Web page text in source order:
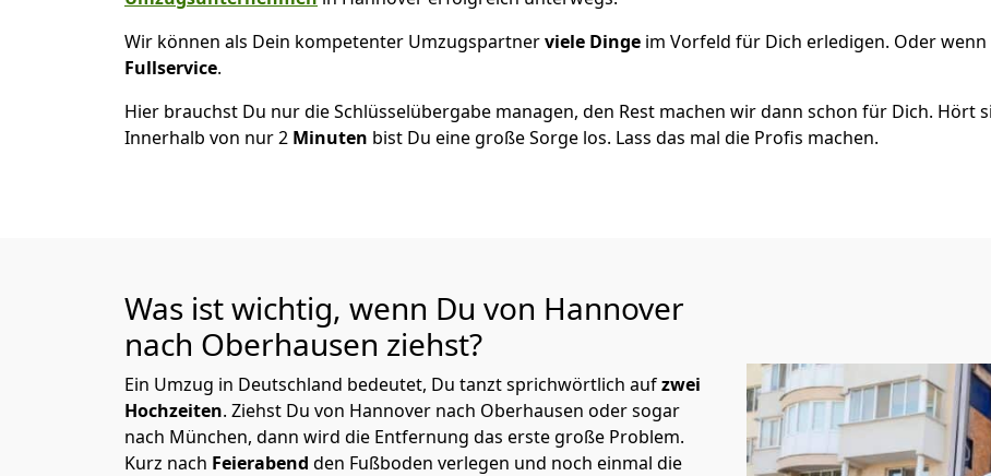
Wir können als Dein kompetenter Umzugspartnerviele Dinge im Vorfeld für Dich erledigen. Oder
Fullservice.
Hier brauchst Du nur die Schlüsselübergabe managen, den Rest machen wir dann schon für Dich. Hört
Innerhalb von nur 2 Minuten bist Du eine große Sorge los. Lass das mal die Profis machen.
Was ist wichtig, wenn Du von Hannover
nach Oberhausen ziehst?
Ein Umzug in Deutschland bedeutet, Du tanzt sprichwörtlich aufzwei
Hochzeiten. Ziehst Du von Hannover nach Oberhausen oder sogar
nach München, dann wird die Entfernung das erste große Problem.
Kurz nach Feierabend den Fußboden verlegen und noch einmal die